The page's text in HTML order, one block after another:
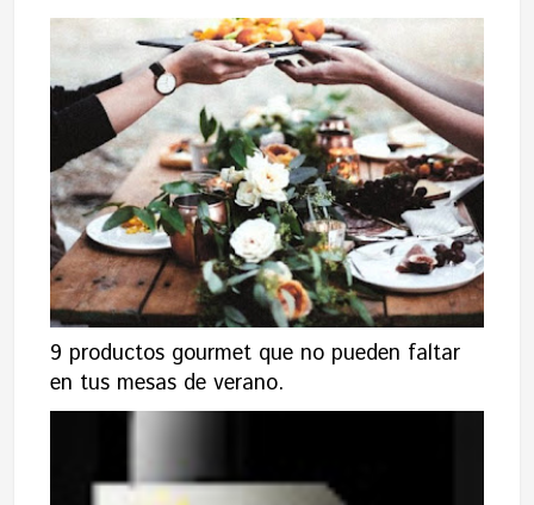
9 productos gourmet que no pueden faltar
en tus mesas de verano.